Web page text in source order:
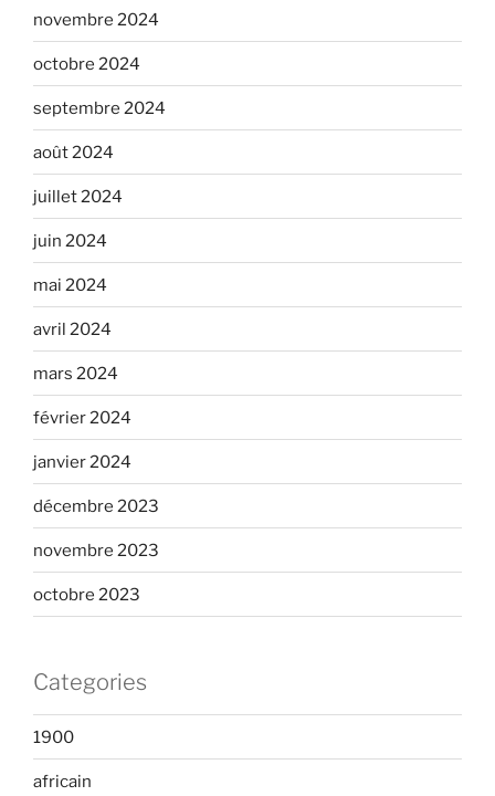
novembre 2024
octobre 2024
septembre 2024
août 2024
juillet 2024
juin 2024
mai 2024
avril 2024
mars 2024
février 2024
janvier 2024
décembre 2023
novembre 2023
octobre 2023
Categories
1900
africain